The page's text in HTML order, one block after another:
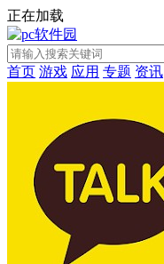
正在加载
首页 游戏 应用 专题 资讯